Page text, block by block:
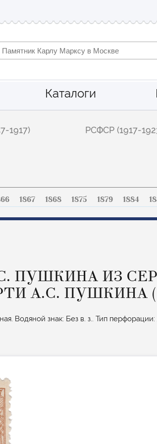
Каталоги
1917) РСФСР (1917-
1867 1868 1875 1879 1884
ПУШКИНА ИЗ
А.С. ПУШКИНА
Водяной знак: Без в. з.. Тип